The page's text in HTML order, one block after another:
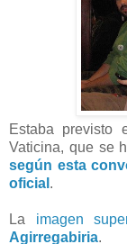
Estaba previsto
Vaticina, que se
según esta
oficial .
La imagen
Agirregabiria.